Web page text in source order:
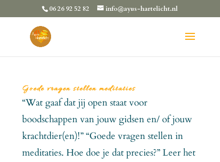
06 26 92 52 82 info@ayus-hartelicht.nl
Goede vragen stellen meditaties
“Wat gaaf dat jij open staat voor
boodschappen van jouw gidsen en/ of jouw
krachtdier(en)!” “Goede vragen stellen in
meditaties. Hoe doe je dat precies?” Leer het